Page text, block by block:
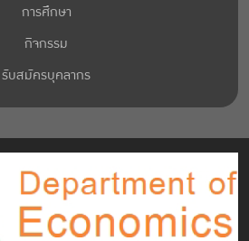
การศึกษา
กิจกรรม
รับสมัครบุคลากร